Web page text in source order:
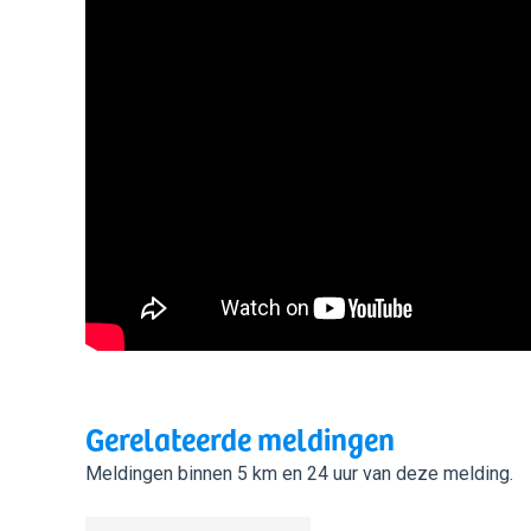
Gerelateerde meldingen
Meldingen binnen 5 km en 24 uur van deze melding.